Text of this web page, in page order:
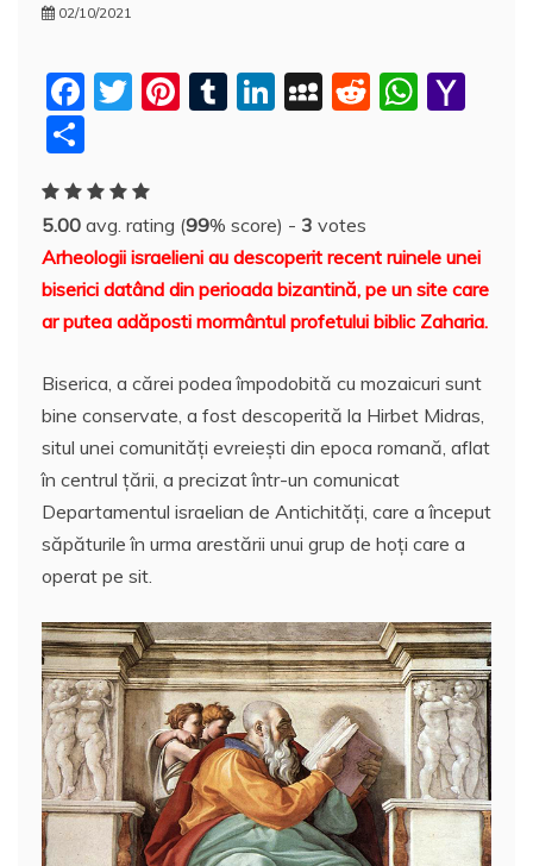
02/10/2021
F
e
b
o
o
T
er
Pi
e
st
T
r
Li
dI
n
M
a
c
e
R
t
W
A
p
p
o
M
ai
a
rt
aj
e
a
ă
5.00 avg. rating (99% score) - 3 votes
Arheologii israelieni au descoperit recent ruinele unei
biserici datând din perioada bizantină, pe un site care
ar putea adăposti mormântul profetului biblic Zaharia.
Biserica, a cărei podea împodobită cu mozaicuri sunt
bine conservate, a fost descoperită la Hirbet Midras,
situl unei comunităţi evreieşti din epoca romană, aflat
în centrul ţării, a precizat într-un comunicat
Departamentul israelian de Antichităţi, care a început
săpăturile în urma arestării unui grup de hoţi care a
operat pe sit.